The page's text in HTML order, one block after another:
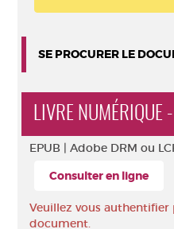
SE PROCURER LE
LIVRE NUMÉRIQUE
EPUB | Adobe DRM ou
Consulter en ligne
Veuillez vous authentifier
document.